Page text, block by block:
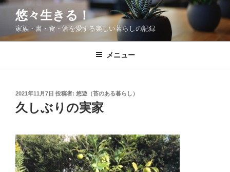
コ
ン
悠々生きる！
家族・書・食・酒を愛する楽しい暮らしの記録
メニュー
投
稿
日:
2021年11月7日 投稿者: 悠遊（苔のある暮らし）
久しぶりの実家